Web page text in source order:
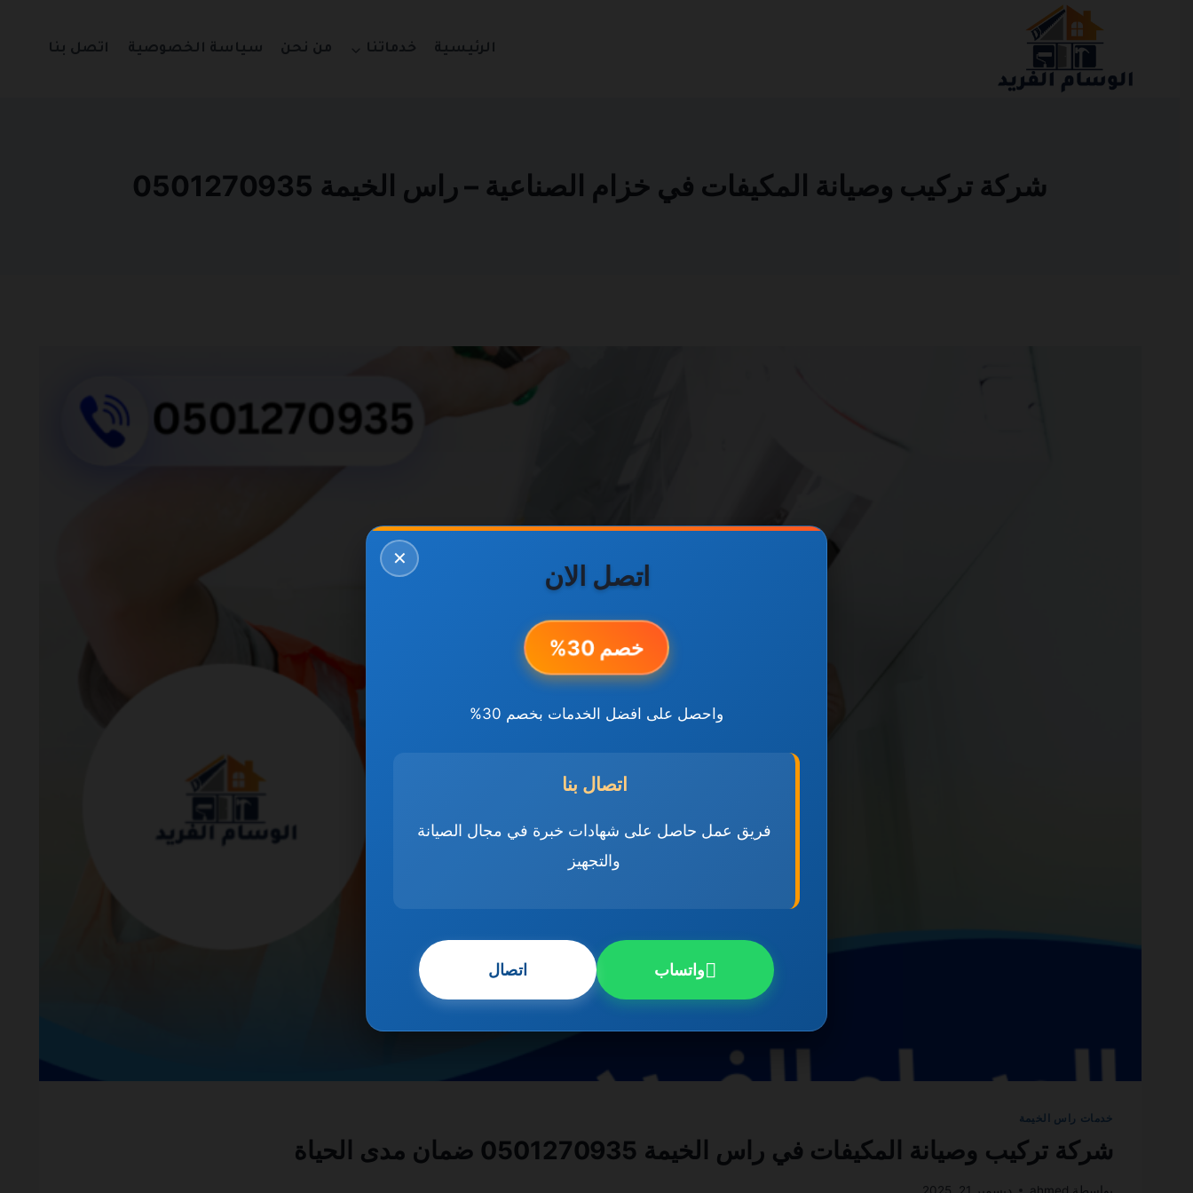
الرئيسية خدماتنا من نحن سياسة الخصوصية اتصل بنا
شركة تركيب وصيانة المكيفات في خزام الصناعية – راس الخيمة 0501270935
خدمات راس الخيمة
شركة تركيب وصيانة المكيفات في راس الخيمة 0501270935 ضمان مدى الحياة
✕
اتصل الان
خصم 30%
واحصل على افضل الخدمات بخصم 30%
اتصال بنا
فريق عمل حاصل على شهادات خبرة في مجال الصيانة
والتجهيز
واتساب اتصال